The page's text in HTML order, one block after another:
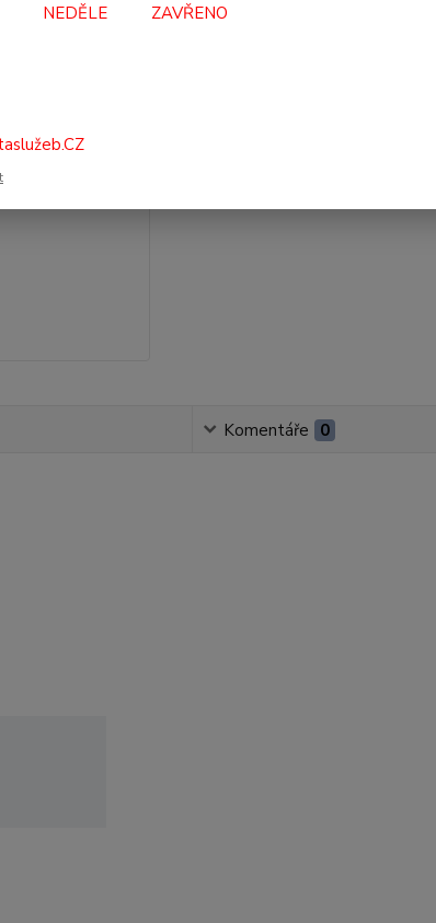
Dostupnost
Komentáře 0
ZAVŘENO